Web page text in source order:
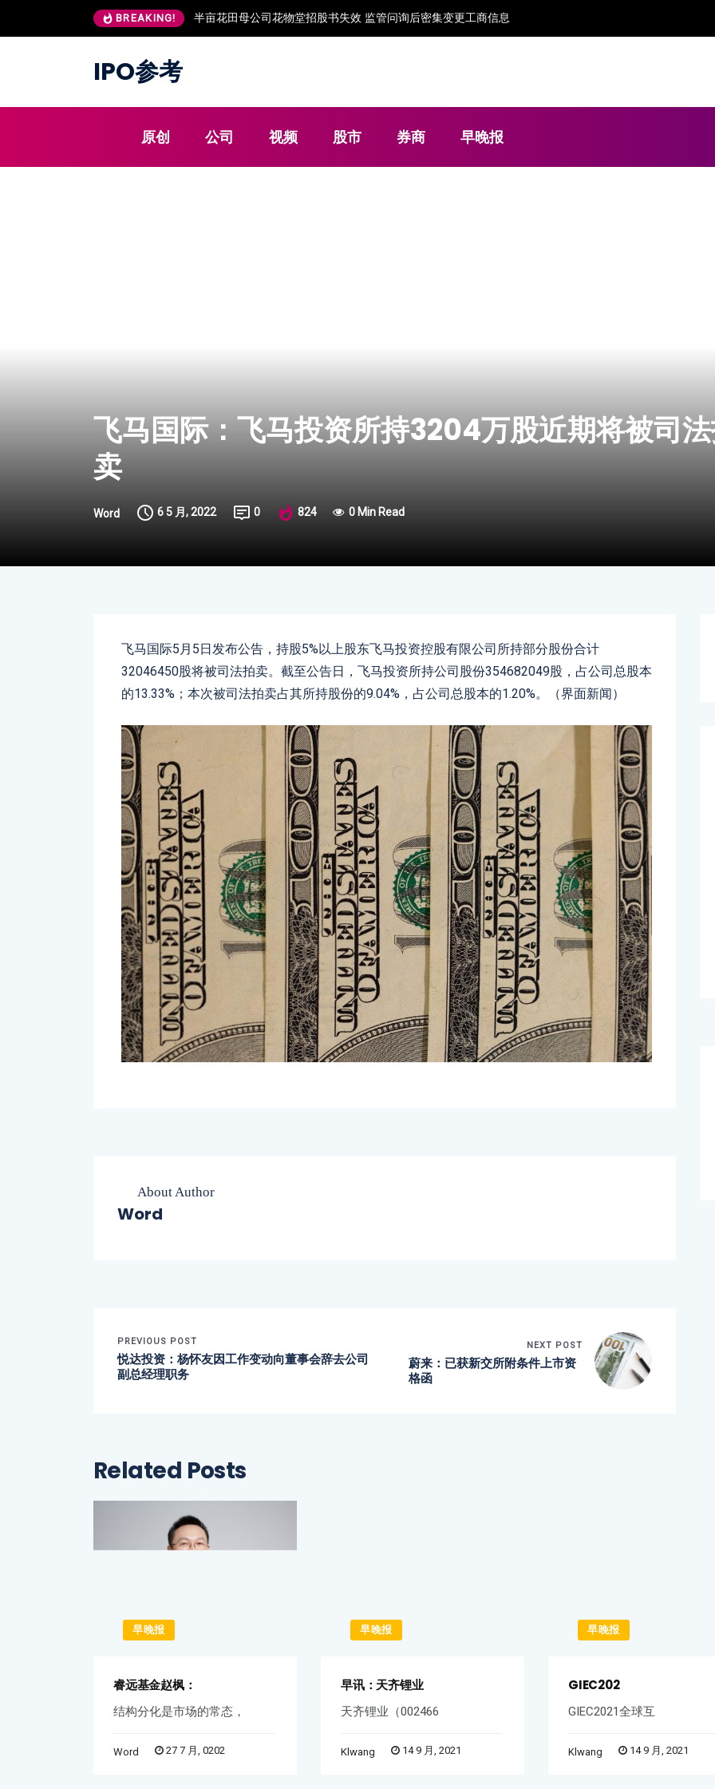
BREAKING! 半亩花田母公司花物堂招股书失效 监管问询后密集变更工商信息
IPO参考
原创 公司 视频 股市 券商 早晚报
飞马国际：飞马投资所持3204万股近期将被司
卖
Word 6 5 月, 2022 0 824 0 Min Read
飞马国际5月5日发布公告，持股5%以上股东飞马投资控股有限公司所持部分股份合计
32046450股将被司法拍卖。截至公告日，飞马投资所持公司股份354682049股，占公司总股本
的13.33%；本次被司法拍卖占其所持股份的9.04%，占公司总股本的1.20%。（界面新闻）
About Author
Word
PREVIOUS POST
悦达投资：杨怀友因工作变动向董事会辞去公司
副总经理职务
NEXT POST
蔚来：已获新交所附条件上市资
格函
Related Posts
早晚报
睿远基金赵枫：
结构分化是市场的常态，
Word 27 7 月, 0202
早晚报
早讯：天齐锂业
天齐锂业（002466
Klwang 14 9 月, 2021
早晚报
GIEC202
GIEC2021全球互
Klwang 14 9 月, 2021